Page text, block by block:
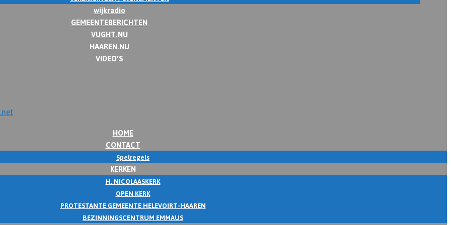
wijkradio
GEMEENTEBERICHTEN
VUGHT.NU
HAAREN.NU
VIDEO’S
HOME
CONTACT
Spelregels
KERKEN
H. NICOLAASKERK
OPEN KERK
PROTESTANTE GEMEENTE HELEVOIRT-HAAREN
BEZINNINGSCENTRUM EMMAUS